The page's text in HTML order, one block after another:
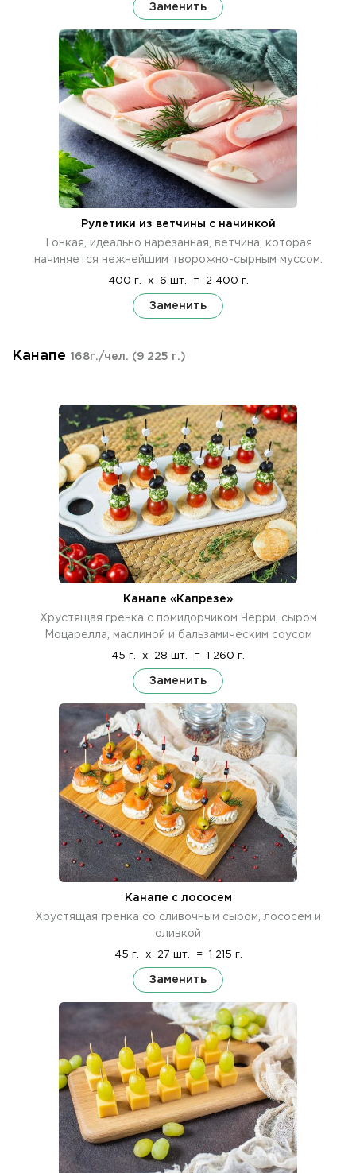
Заменить
Рулетики из ветчины с начинкой
Тонкая, идеально нарезанная, ветчина, которая
начиняется нежнейшим творожно-сырным муссом.
400 г. x 6 шт. = 2 400 г.
Заменить
Канапе 168г./чел. (9 225 г.)
Канапе «Капрезе»
Хрустящая гренка с помидорчиком Черри, сыром
Моцарелла, маслиной и бальзамическим соусом
45 г. x 28 шт. = 1 260 г.
Заменить
Канапе с лососем
Хрустящая гренка со сливочным сыром, лососем и
оливкой
45 г. x 27 шт. = 1 215 г.
Заменить